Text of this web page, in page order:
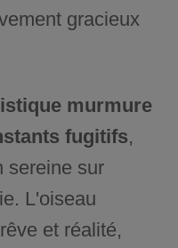
gracieux
murmure
fugitifs,
sereine sur
L'oiseau
et réalité,